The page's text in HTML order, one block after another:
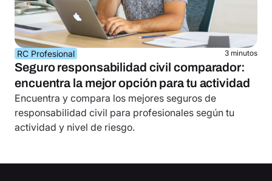
RC Profesional 3 minutos
Seguro responsabilidad civil comparador:
encuentra la mejor opción para tu actividad
Encuentra y compara los mejores seguros de
responsabilidad civil para profesionales según tu
actividad y nivel de riesgo.